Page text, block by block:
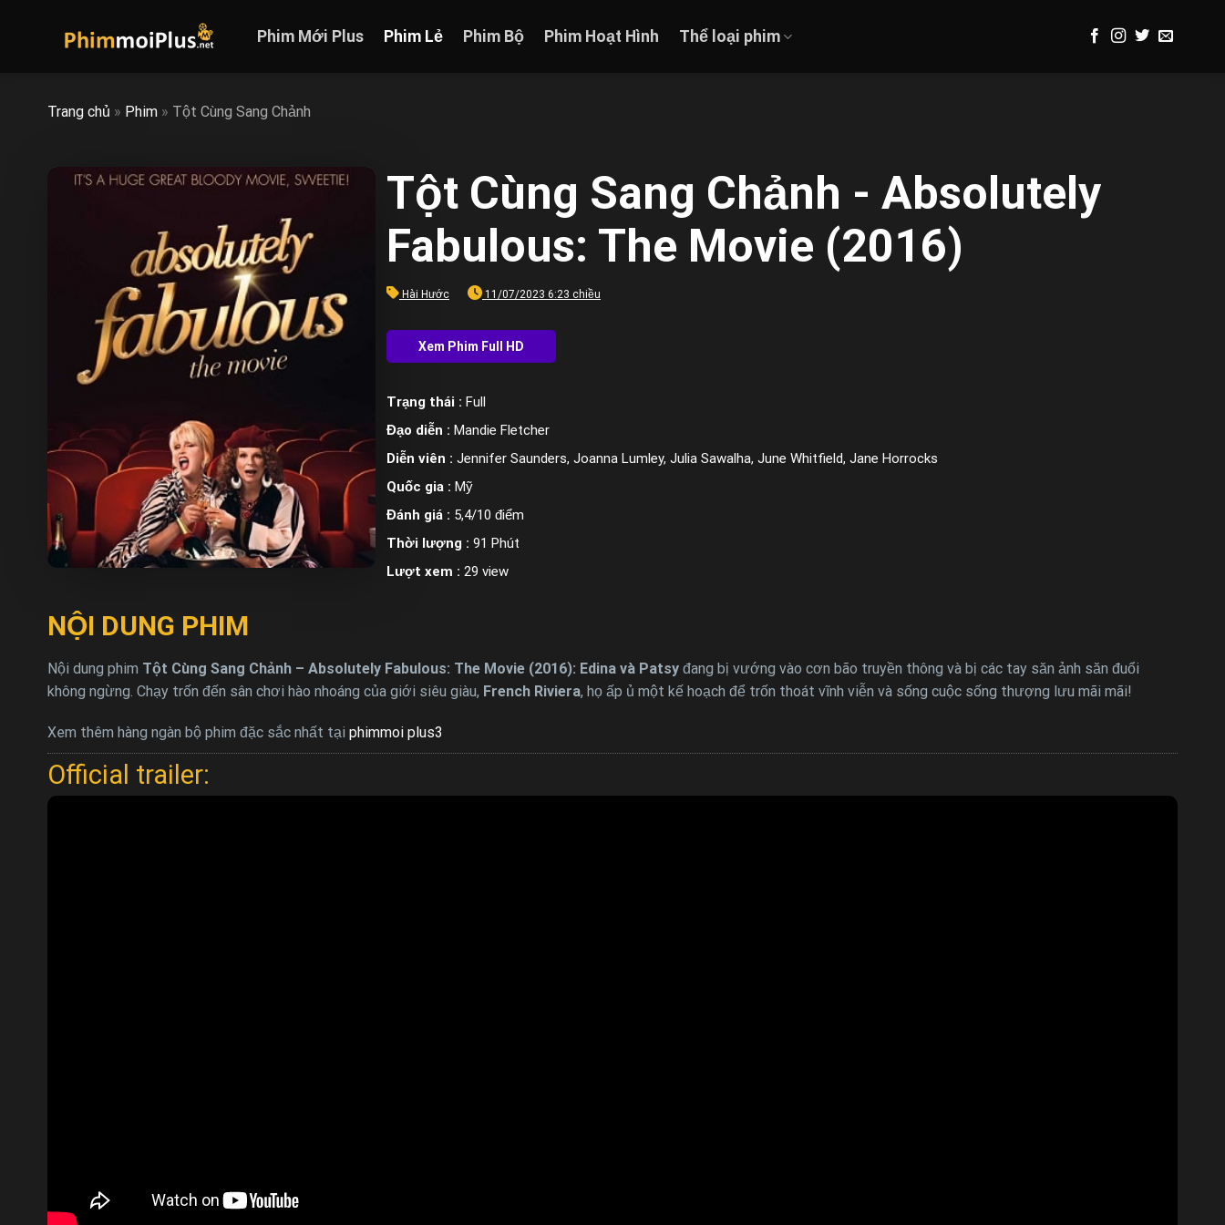
Phim Mới Plus Phim Lẻ Phim Bộ Phim Hoạt Hình Thể loại phim
Trang chủ » Phim » Tột Cùng Sang Chảnh
Tột Cùng Sang Chảnh - Absolutely
Fabulous: The Movie (2016)
Hài Hước 11/07/2023 6:23 chiều
Trạng thái : Full
Đạo diễn : Mandie Fletcher
Diễn viên : Jennifer Saunders, Joanna Lumley, Julia Sawalha, June Whitfield, Jane Horrocks
Quốc gia : Mỹ
Đánh giá : 5,4/10 điểm
Thời lượng : 91 Phút
Lượt xem : 29 view
NỘI DUNG PHIM
Nội dung phim Tột Cùng Sang Chảnh – Absolutely Fabulous: The Movie (2016): Edina và Patsy đang bị vướng vào cơn bão truyền thông và bị các tay săn ảnh săn đuổi
không ngừng. Chạy trốn đến sân chơi hào nhoáng của giới siêu giàu, French Riviera, họ ấp ủ một kế hoạch để trốn thoát vĩnh viễn và sống cuộc sống thượng lưu mãi mãi!
Xem thêm hàng ngàn bộ phim đặc sắc nhất tại phimmoi plus3
Official trailer: